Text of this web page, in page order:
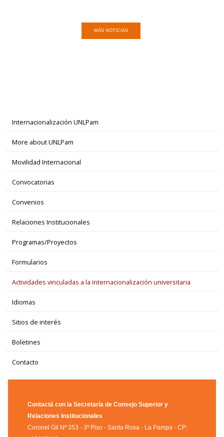
MÁS NOTICIAS
Internacionalización UNLPam
More about UNLPam
Movilidad Internacional
Convocatorias
Convenios
Relaciones Institucionales
Programas/Proyectos
Formularios
Actividades vinculadas a la internacionalización universitaria
Idiomas
Sitios de interés
Boletines
Contacto
Contactá con la Secretaría de Consejo Superior y
Relaciones Institucionales
Coronel Gil Nº 353 - 3º Piso - Santa Rosa - La Pampa - CP: